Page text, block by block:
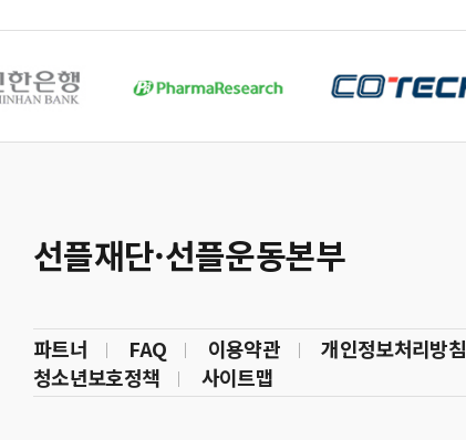
선플재단·선플운동본부
파트너 FAQ 이용약관 개인정보처리방침
청소년보호정책
사이트맵